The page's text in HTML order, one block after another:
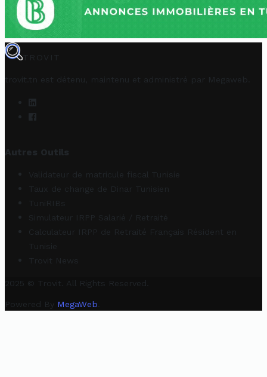
TROVIT
trovit.tn est détenu, maintenu et administré par Megaweb
Autres Outils
Validateur de matricule fiscal Tunisie
Taux de change de Dinar Tunisien
TuniRIBs
Simulateur IRPP Salarié / Retraité
Calculateur IRPP de Retraité Français Résident en
Tunisie
Trovit News
2025 © Trovit. All Rights Reserved.
Powered By MegaWeb